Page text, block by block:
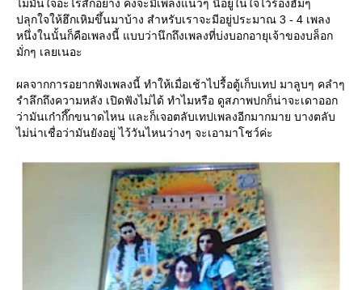
ไม่มั่นใจอะไรสักอย่าง คงจะมีเพลงแนวๆ นี้อยู่ในใจไว้ร้องฮัมๆ
ปลุกใจให้ฮึกเหิมขึ้นมาบ้าง สำหรับเราจะมีอยู่ประมาณ 3 - 4 เพลง
หนึ่งในนั้นก็คือเพลงนี้ แบบว่านึกถึงเพลงที่บ่งบอกอายุเจ้าของบล็อก
มั่กๆ เลยเนอะ
ผลจากการอยากฟังเพลงนี้ ทำให้เมื่อเช้าไปรื้อตู้เก็บเทป มาลูบๆ คลำๆ
รำลึกถึงความหลัง เปิดฟังไม่ได้ ทำไมหรือ ดูสภาพปกก็น่าจะเดาออก
ว่ามันเก๋ากึ๊กขนาดไหน และก็เจอตลับเทปเพลงอีกมากมาย บางตลับ
ไม่น่าเชื่อว่ามันยังอยู่ ไว้วันไหนว่างๆ จะเอามาโชว์ค่ะ